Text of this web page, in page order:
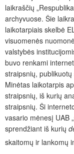
laikraščių
archyvuose. Šie
laikotarpiais skelbė
visuomenės
valstybės
buvo renkami
straipsnių,
Minėtas laikotarpis
straipsnių, iš kurių
straipsnių. Ši
vasario mėnesį UAB
sprendžiant iš kurių
skaitomų ir lankomų